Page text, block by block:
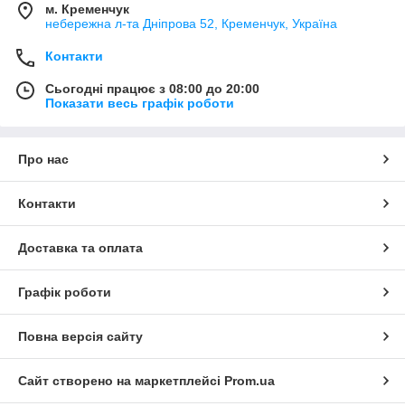
м. Кременчук
небережна л-та Дніпрова 52, Кременчук, Україна
Контакти
Сьогодні працює з 08:00 до 20:00
Показати весь графік роботи
Про нас
Контакти
Доставка та оплата
Графік роботи
Повна версія сайту
Сайт створено на маркетплейсі Prom.ua